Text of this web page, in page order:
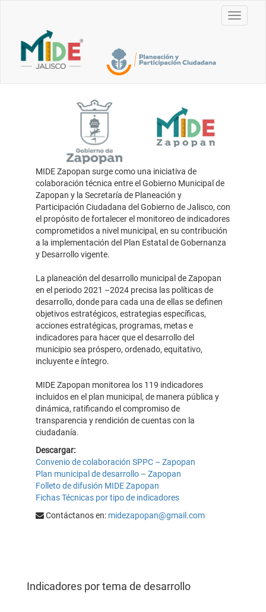
Toggle
MIDE Zapopan surge como una iniciativa de
colaboración técnica entre el Gobierno Municipal de
Zapopan y la Secretaría de Planeación y
Participación Ciudadana del Gobierno de Jalisco, con
el propósito de fortalecer el monitoreo de indicadores
comprometidos a nivel municipal, en su contribución
a la implementación del Plan Estatal de Gobernanza
y Desarrollo vigente.
La planeación del desarrollo municipal de Zapopan
en el periodo 2021 –2024 precisa las políticas de
desarrollo, donde para cada una de ellas se definen
objetivos estratégicos, estrategias específicas,
acciones estratégicas, programas, metas e
indicadores para hacer que el desarrollo del
municipio sea próspero, ordenado, equitativo,
incluyente e íntegro.
MIDE Zapopan monitorea los 119 indicadores
incluidos en el plan municipal, de manera pública y
dinámica, ratificando el compromiso de
transparencia y rendición de cuentas con la
ciudadanía.
Descargar:
Convenio de colaboración SPPC – Zapopan
Plan municipal de desarrollo – Zapopan
Folleto de difusión MIDE Zapopan
Fichas Técnicas por tipo de indicadores
Contáctanos en: midezapopan@gmail.com
Indicadores por tema de desarrollo